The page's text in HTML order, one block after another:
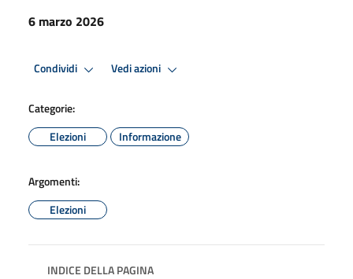
6 marzo 2026
Condividi Vedi azioni
Categorie:
Elezioni
Informazione
Argomenti:
Elezioni
INDICE DELLA PAGINA